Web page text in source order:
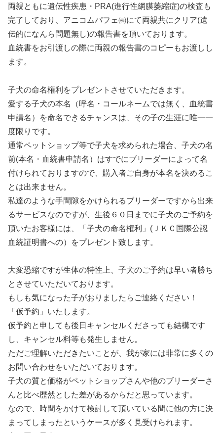
両親ともに遺伝性疾患・PRA(進行性網膜萎縮症)の検査も
完了しており、アニコムパフェ㈱にて両親共にクリア(遺
伝的になんら問題無し)の報告書を頂いております。
血統書をお引渡しの際に両親の報告書のコピーもお渡しし
ます。
子犬の命名権利をプレゼントさせていただきます。
愛する子犬の本名（呼名・コールネームでは無く、血統書
申請名）を命名できるチャンスは、その子の生涯に唯一一
度限りです。
通常ペットショップ等で子犬を求められた場合、子犬の名
前(本名・血統書申請名）はすでにブリーダーによって名
付けられておりますので、購入者ご自身が本名を決めるこ
とは出来ません。
私達のような手間隙をかけられるブリーダーですから出来
るサービスなのですが、生後６０日までに子犬のご予約を
頂いたお客様には、「子犬の命名権利」(ＪＫＣ国際公認
血統証明書への）をプレゼント致します。
大変恐縮ですが生体の特性上、子犬のご予約は早い者勝ち
とさせていただいております。
もしも気になった子がおりましたらご連絡ください！
「仮予約」いたします。
仮予約と申しても後日キャンセルくださっても結構です
し、キャンセル料等も発生しません。
ただご理解いただきたいことが、我が家には非常に多くの
お問い合わせをいただいております。
子犬の質と価格がペットショップさんや他のブリーダーさ
んと比べ歴然とした差があるからだと思っています。
なので、時間をかけて検討して頂いている間に他の方に決
まってしまったというケースが多く見受けられます。